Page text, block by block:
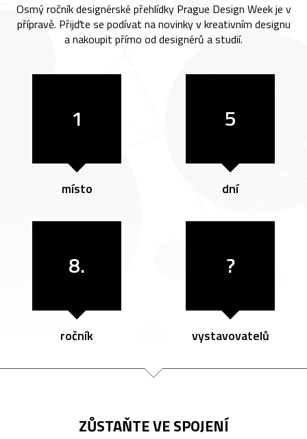
Osmý ročník designérské přehlídky Prague Design Week je v
přípravě. Přijďte se podívat na novinky v kreativním designu
a nakoupit přímo od designérů a studií.
1
místo
5
dní
8.
ročník
?
vystavovatelů
ZŮSTAŇTE VE SPOJENÍ